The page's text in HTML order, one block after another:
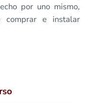
por uno mismo,
comprar e instalar